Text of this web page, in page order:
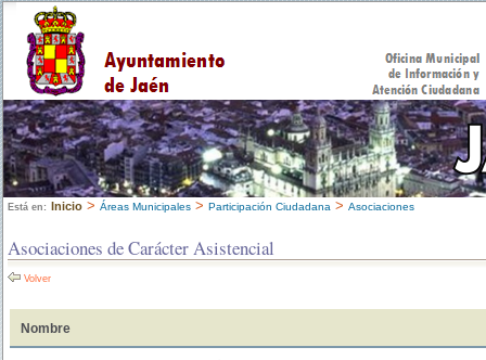
Está en: Inicio > Áreas Municipales > Participación Ciudadana > Asociaciones
Asociaciones de Carácter Asistencial
Volver
Nombre